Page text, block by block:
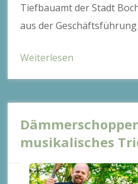
Tiefbauamt der Stadt
aus der Geschäftsführung
Weiterlesen
musikalisches